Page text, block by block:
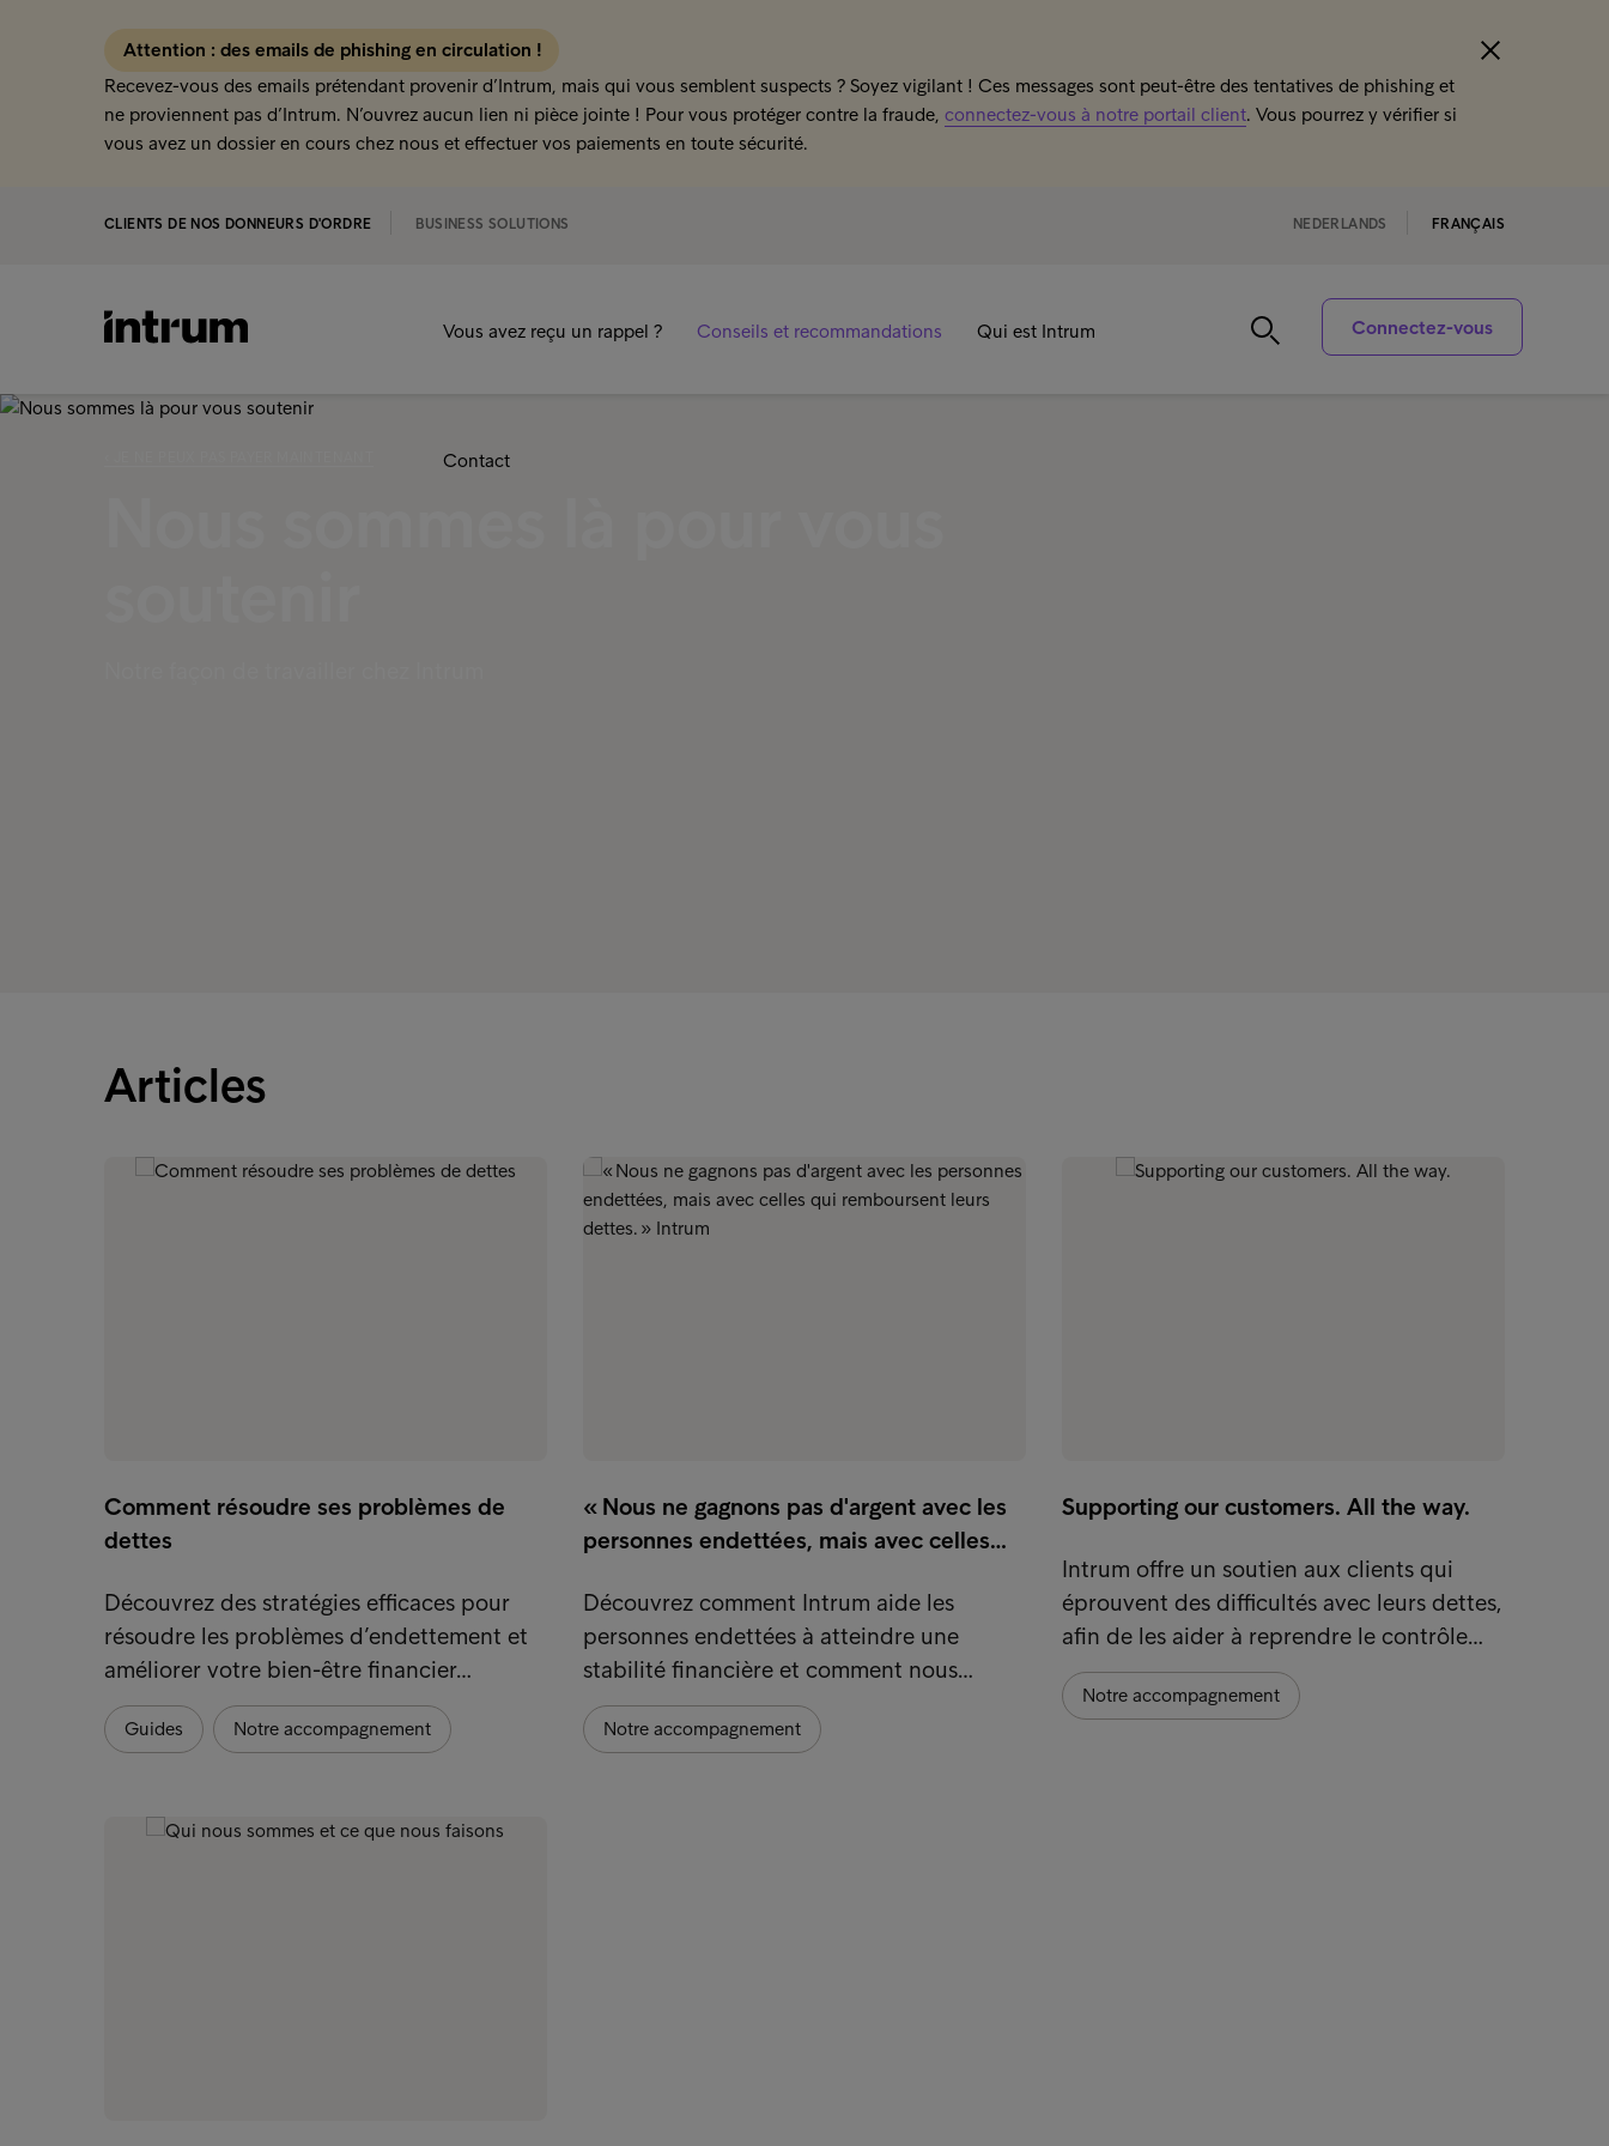
Attention : des emails de phishing en circulation !
Recevez-vous des emails prétendant provenir d’Intrum, mais qui vous semblent suspects ? Soyez vigilant ! Ces messages sont peut-être des tentatives de phishing et
ne proviennent pas d’Intrum. N’ouvrez aucun lien ni pièce jointe ! Pour vous protéger contre la fraude, connectez-vous à notre portail client. Vous pourrez y vérifier si
vous avez un dossier en cours chez nous et effectuer vos paiements en toute sécurité.
CLIENTS DE NOS DONNEURS D'ORDRE BUSINESS SOLUTIONS NEDERLANDS FRANÇAIS
Vous avez reçu un rappel ? Conseils et recommandations Qui est Intrum
Contact
Connectez-vous
Articles
Comment résoudre ses problèmes de
dettes
Découvrez des stratégies efficaces pour
résoudre les problèmes d’endettement et
améliorer votre bien-être financier…
Guides Notre accompagnement
« Nous ne gagnons pas d'argent avec les
personnes endettées, mais avec celles…
Découvrez comment Intrum aide les
personnes endettées à atteindre une
stabilité financière et comment nous…
Notre accompagnement
Supporting our customers. All the way.
Intrum offre un soutien aux clients qui
éprouvent des difficultés avec leurs dettes,
afin de les aider à reprendre le contrôle…
Notre accompagnement